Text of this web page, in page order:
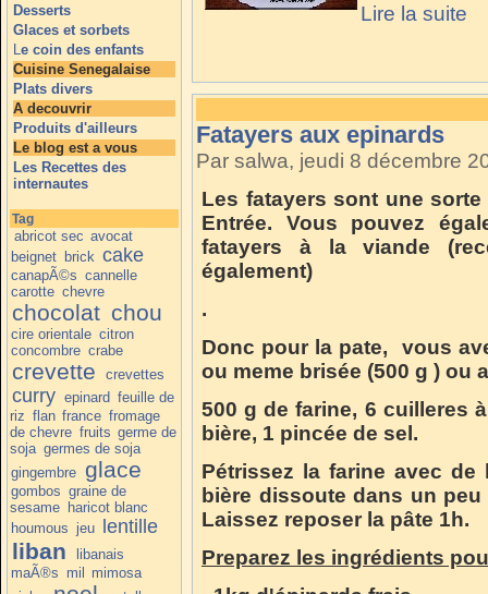
Desserts
Glaces et sorbets
Le coin des enfants
Cuisine Senegalaise
Plats divers
A decouvrir
Produits d'ailleurs
Le blog est a vous
Les Recettes des
internautes
Tag
abricot sec avocat
beignet brick cake
canapÃ©s cannelle
carotte chevre
chocolat chou
cire orientale citron
concombre crabe
crevette crevettes
curry epinard feuille de
riz flan france fromage
de chevre fruits germe de
soja germes de soja
gingembre glace
gombos graine de
sesame haricot blanc
houmous jeu lentille
liban
libanais
maÃ®s mil mimosa
Lire la suite
Fatayers aux epinards
Par salwa, jeudi 8 décembre
Les fatayers sont une
Entrée. Vous pouvez
fatayers à la viande
également)
.
Donc pour la pate, vous
ou meme brisée (500 g ) ou
500 g de farine, 6 cuilleres
bière, 1 pincée de sel.
Pétrissez la farine avec
bière dissoute dans un
Laissez reposer la pâte 1h.
Preparez les ingrédients